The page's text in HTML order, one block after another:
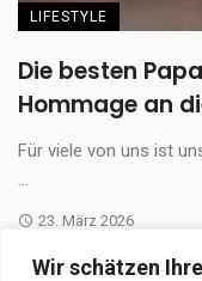
Wir schätzen
LIFESTYLE
Die besten
Hommage an
Für viele von uns ist
...
23. März 2026